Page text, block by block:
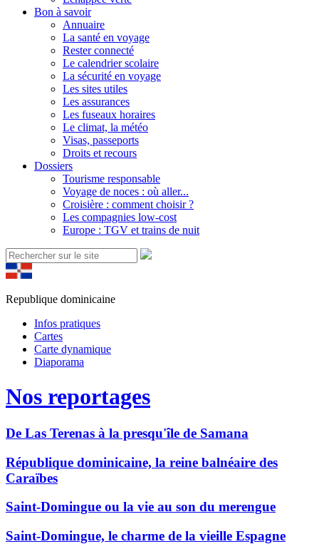
Bon à savoir
Annuaire
La santé en voyage
Rester connecté
Le calendrier scolaire
La sécurité en voyage
Les sites utiles
Les assurances
Les fuseaux horaires
Le climat, la météo
Visas, passeports
Droits et recours
Dossiers
Tourisme responsable
Voyage de noces : où aller...
Croisière : comment choisir ?
Les compagnies low-cost
Europe : TGV et trains de nuit
Republique dominicaine
Infos pratiques
Cartes
Carte dynamique
Diaporama
Nos reportages
De Las Terenas à la presqu'île de Samana
République dominicaine, la reine balnéaire des
Caraïbes
Saint-Domingue ou la vie au son du merengue
Saint-Domingue, le charme de la vieille Espagne